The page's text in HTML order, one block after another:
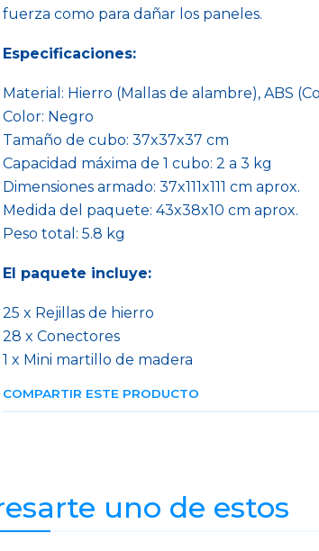
fuerza como para dañar los paneles.
Especificaciones:
Material: Hierro (Mallas de alambre), ABS
Color: Negro
Tamaño de cubo: 37x37x37 cm
Capacidad máxima de 1 cubo: 2 a 3 kg
Dimensiones armado: 37x111x111 cm aprox.
Medida del paquete: 43x38x10 cm aprox.
Peso total: 5.8 kg
El paquete incluye:
25 x Rejillas de hierro
28 x Conectores
1 x Mini martillo de madera
COMPARTIR ESTE PRODUCTO
uno de estos